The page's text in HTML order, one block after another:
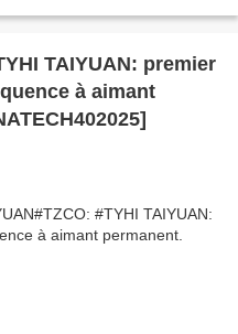
TAIYUAN: premier
à aimant